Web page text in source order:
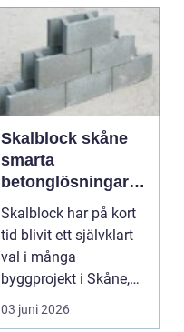
Skalblock skåne
smarta
betonglösningar
för starka och
hållbara
byggprojekt
Skalblock har på kort
tid blivit ett självklart
val i många
byggprojekt i Skåne,
både inom lantbruk,...
03 juni 2026